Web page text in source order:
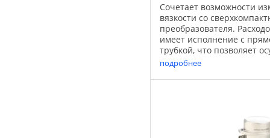
Сочетает возможности
вязкости со
преобразователя.
имеет исполнение с
трубкой, что позволяет
измерения массового
подробнее